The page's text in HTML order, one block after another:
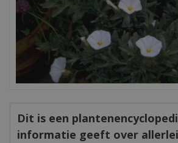
Dit is een
informatie geeft over